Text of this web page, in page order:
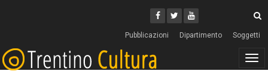
Facebook
Twitter
Youtube
Pubblicazioni Dipartimento Soggetti